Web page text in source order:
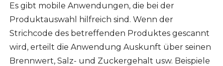
Es gibt mobile Anwendungen, die bei der
Produktauswahl hilfreich sind. Wenn der
Strichcode des betreffenden Produktes gescannt
wird, erteilt die Anwendung Auskunft über seinen
Brennwert, Salz- und Zuckergehalt usw. Beispiele